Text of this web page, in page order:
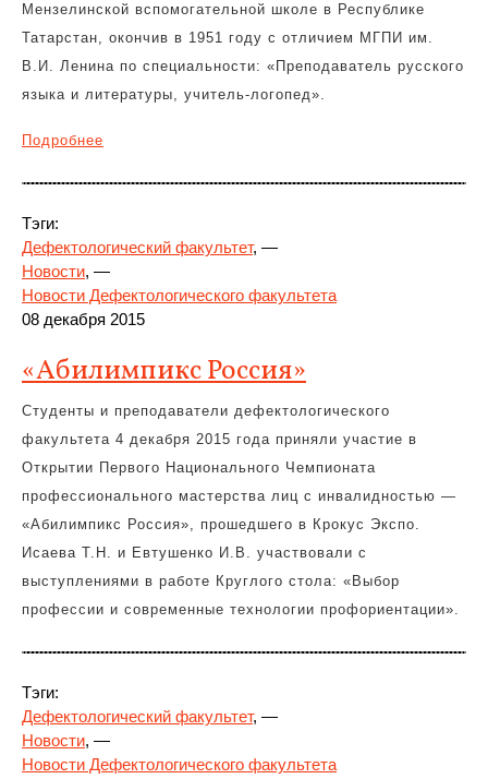
Мензелинской вспомогательной школе в Республике
Татарстан, окончив в 1951 году с отличием МГПИ им.
В.И. Ленина по специальности: «Преподаватель русского
языка и литературы, учитель-логопед».
Подробнее
Тэги:
Дефектологический факультет, —
Новости, —
Новости Дефектологического факультета
08 декабря 2015
«Абилимпикс Россия»
Студенты и преподаватели дефектологического
факультета 4 декабря 2015 года приняли участие в
Открытии Первого Национального Чемпионата
профессионального мастерства лиц с инвалидностью —
«Абилимпикс Россия», прошедшего в Крокус Экспо.
Исаева Т.Н. и Евтушенко И.В. участвовали с
выступлениями в работе Круглого стола: «Выбор
профессии и современные технологии профориентации».
Тэги:
Дефектологический факультет, —
Новости, —
Новости Дефектологического факультета